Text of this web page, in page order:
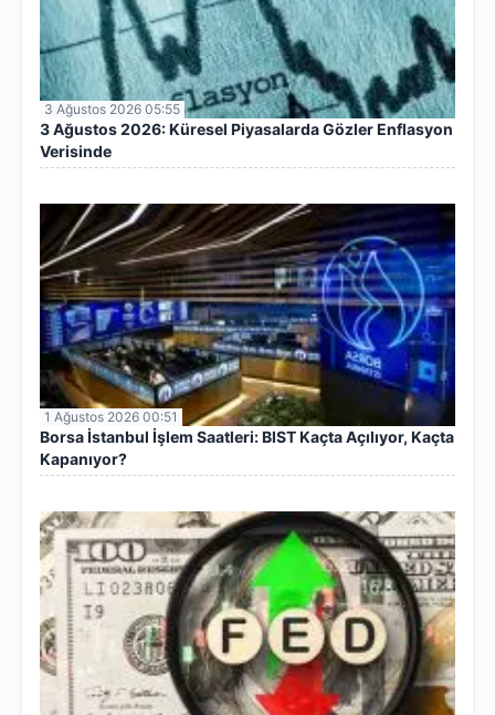
3 Ağustos 2026 05:55
3 Ağustos 2026: Küresel Piyasalarda Gözler Enflasyon
Verisinde
1 Ağustos 2026 00:51
Borsa İstanbul İşlem Saatleri: BIST Kaçta Açılıyor, Kaçta
Kapanıyor?